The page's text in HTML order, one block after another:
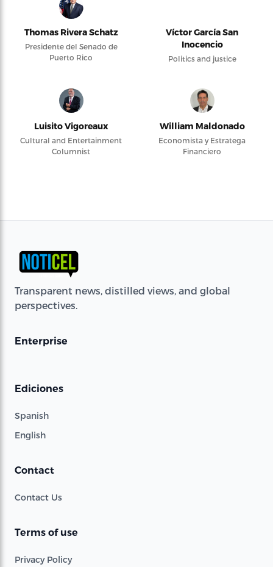
Thomas Rivera Schatz
Presidente del Senado de
Puerto Rico
Víctor García San
Inocencio
Politics and justice
Luisito Vigoreaux
Cultural and Entertainment
Columnist
William Maldonado
Economista y Estratega
Financiero
Transparent news, distilled views, and global
perspectives.
Enterprise
Ediciones
Spanish
English
Contact
Contact Us
Terms of use
Privacy Policy